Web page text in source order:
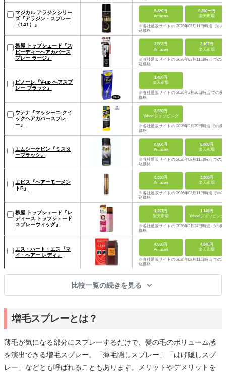
マジカル アラジンシリー
ズ『アラジン・スプレー
（141）』
5,280円
Amazon
5,280〜円
楽天市場
※各社通販サイトの 2026年02月11日時点 での税
込価格
柳屋 トップシェード『ス
ピーディーヘアカバース
プレー ラージ』
2,503円
Amazon
3,107円
楽天市場
※各社通販サイトの 2026年02月11日時点 での税
込価格
ピノーレ『V-up ヘアスプ
レー ブラック』
1,450円
楽天市場
※各社通販サイトの 2026年2月20日時点 での税
価格
ウテナ『マッシーニ クイ
ックヘアカバースプレ
ー』
3,980円
Yahoo!ショッピング
※各社通販サイトの 2026年2月20日時点 での税
価格
エムシーケビン『ミスタ
ーブラック』
8,800円
Amazon
8,800円
楽天市場
※各社通販サイトの 2026年02月11日時点 での税
込価格
エビス『ヘアーモーメン
トP』
3,300円
Amazon
3,300円
楽天市場
※各社通販サイトの 2026年02月11日時点 での税
込価格
柳屋 トップシェード『レ
ディース トップシェード
スプレーウィッグ』
1,227円
楽天市場
1,140円
Yahoo!ショッピング
※各社通販サイトの 2026年2月24日時点 での税
価格
エス・ハート・エス『マ
イ・ヘアー レディ』
4,550円
Amazon
4,840円
楽天市場
※各社通販サイトの 2026年02月11日時点 での税
込価格
比較一覧の続きを見る
増毛スプレーとは？
薄毛が気になる部分にスプレーするだけで、髪の毛のボリューム感
を演出できる増毛スプレー。「薄毛隠しスプレー」「はげ隠しスプ
レー」などとも呼ばれることもあります。メリットやデメリットを